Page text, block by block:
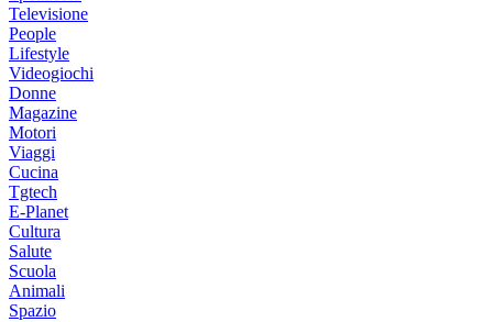
Televisione
People
Lifestyle
Videogiochi
Donne
Magazine
Motori
Viaggi
Cucina
Tgtech
E-Planet
Cultura
Salute
Scuola
Animali
Spazio